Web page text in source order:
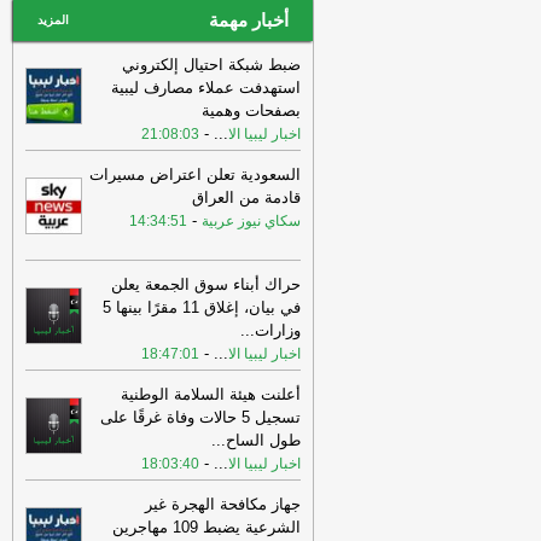
أخبار مهمة المزيد
ضبط شبكة احتيال إلكتروني
استهدفت عملاء مصارف ليبية
بصفحات وهمية
اخبار ليبيا الا...
-
21:08:03
السعودية تعلن اعتراض مسيرات
قادمة من العراق
سكاي نيوز عربية -
14:34:51
حراك أبناء سوق الجمعة يعلن
في بيان، إغلاق 11 مقرًا بينها 5
وزارات...
اخبار ليبيا الا...
-
18:47:01
أعلنت هيئة السلامة الوطنية
تسجيل 5 حالات وفاة غرقًا على
طول الساح...
اخبار ليبيا الا...
-
18:03:40
جهاز مكافحة الهجرة غير
الشرعية يضبط 109 مهاجرين